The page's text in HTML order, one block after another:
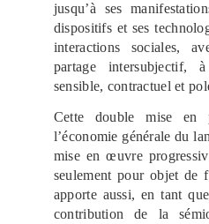
jusqu’à ses
dispositifs et ses
interactions sociales,
partage
sensible, contractuel et
Cette double mise en
l’économie générale du
mise en œuvre
seulement pour objet de
apporte aussi, en tant
contribution de la